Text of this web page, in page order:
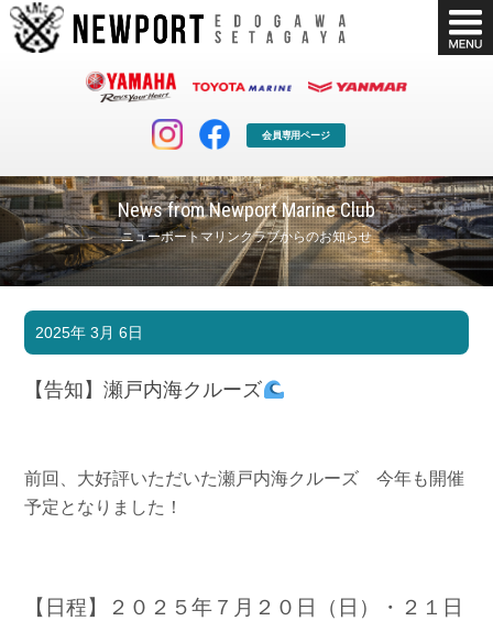
会員専用ページ
News from Newport Marine Club
ニューポートマリンクラブからのお知らせ
マリンクラブ
マリンライフを堪能したい！
ボート販売
ボート免許
長年の実績と信頼！
Shop Info.
お問い合わせ
Recruit Link
2025年 3月 6日
【告知】瀬戸内海クルーズ
前回、大好評いただいた瀬戸内海クルーズ 今年も開催
予定となりました！
【日程】２０２５年７月２０日（日）・２１日